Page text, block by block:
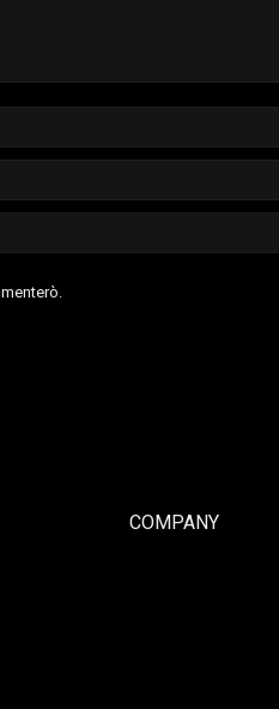
COMPANY